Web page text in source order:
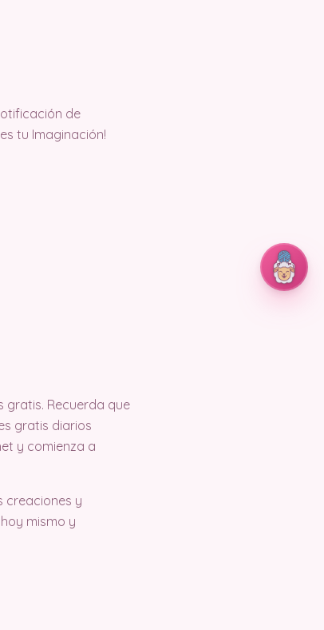
de
tu Imaginación!
gratis. Recuerda que
gratis diarios
y comienza a
creaciones y
mismo y